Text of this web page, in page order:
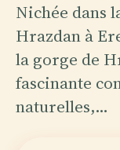
Nichée dans
Hrazdan à
la gorge de
fascinante
naturelles,…